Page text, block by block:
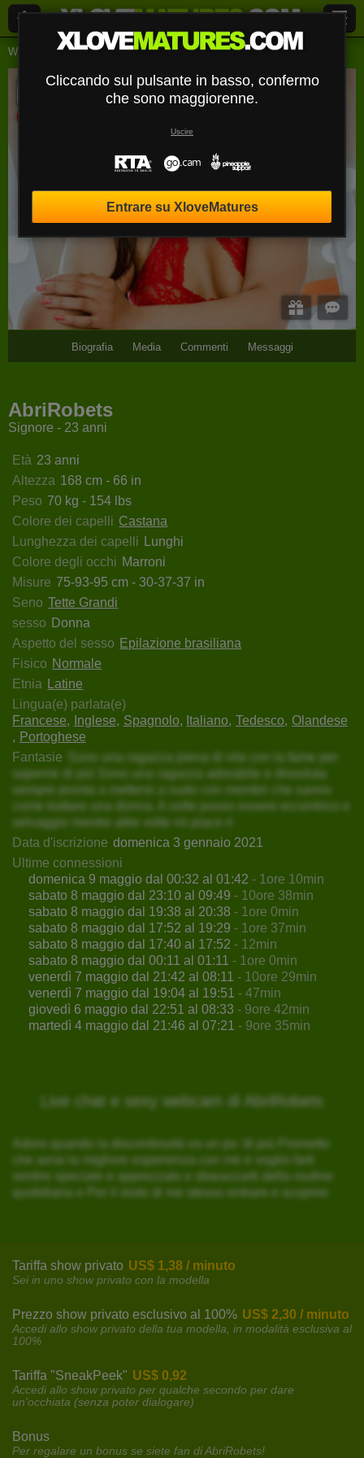
Webcam Live Signore Abrirobets
AbriRobets
Disconnesso
Biografia Media Commenti Messaggi
AbriRobets
Signore - 23 anni
Età 23 anni
Altezza 168 cm - 66 in
Peso 70 kg - 154 lbs
Colore dei capelli Castana
Lunghezza dei capelli Lunghi
Colore degli occhi Marroni
Misure 75-93-95 cm - 30-37-37 in
Seno Tette Grandi
sesso Donna
Aspetto del sesso Epilazione brasiliana
Fisico Normale
Etnia Latine
Lingua(e) parlata(e)
Francese
Inglese Spagnolo Italiano Tedesco Olandese
Portoghese
Fantasie
Sono una ragazza piena di vita con la fame per
saperne di più Sono una ragazza adorabile e dissoluta
sempre pronta a mettersi a nudo con membri che sanno
come trattare una donna. A volte posso essere eccentrico e
selvaggio mentre altre volte mi piace ri
Data d'iscrizione domenica 3 gennaio 2021
Ultime connessioni
domenica 9 maggio dal 00:32 al 01:42 - 1ore 10min
sabato 8 maggio dal 23:10 al 09:49 - 10ore 38min
sabato 8 maggio dal 19:38 al 20:38 - 1ore 0min
sabato 8 maggio dal 17:52 al 19:29 - 1ore 37min
sabato 8 maggio dal 17:40 al 17:52 - 12min
sabato 8 maggio dal 00:11 al 01:11 - 1ore 0min
venerdì 7 maggio dal 21:42 al 08:11 - 10ore 29min
venerdì 7 maggio dal 19:04 al 19:51 - 47min
giovedì 6 maggio dal 22:51 al 08:33 - 9ore 42min
martedì 4 maggio dal 21:46 al 07:21 - 9ore 35min
Live chat e sexy webcam di AbriRobets
Adoro quando la discontinuità va un po 'di più Prometto
che avrai la migliore esperienza con me e voglio farti
sentire speciale e apprezzato e sbarazzarti della routine
quotidiana e Per il resto di me stesso entrare e scoprire
Tariffa show privato US$ 1,38 / minuto
Sei in uno show privato con la modella
Prezzo show privato esclusivo al 100% US$ 2,30 / minuto
Accedi allo show privato della tua modella, in modalità esclusiva al
100%
Tariffa "SneakPeek" US$ 0,92
Accedi allo show privato per qualche secondo per dare
un'occhiata (senza poter dialogare)
Bonus
Per regalare un bonus se siete fan di AbriRobets!
Cliccando sul pulsante in basso, confermo
che sono maggiorenne.
Uscire
Entrare su XloveMatures